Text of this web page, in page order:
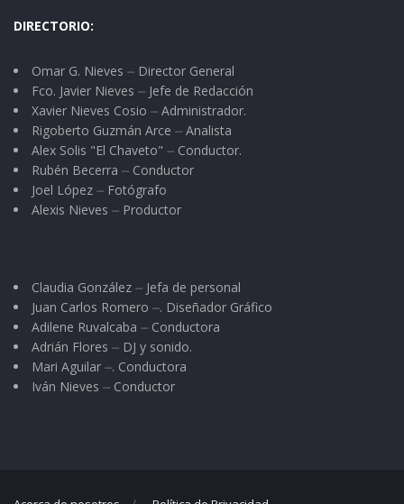
DIRECTORIO:
Omar G. Nieves ⏤ Director General
Fco. Javier Nieves ⏤ Jefe de Redacción
Xavier Nieves Cosio ⏤ Administrador.
Rigoberto Guzmán Arce ⏤ Analista
Alex Solis "El Chaveto" ⏤ Conductor.
Rubén Becerra ⏤ Conductor
Joel López ⏤ Fotógrafo
Alexis Nieves ⏤ Productor
Claudia González ⏤ Jefa de personal
Juan Carlos Romero ⏤. Diseñador Gráfico
Adilene Ruvalcaba ⏤ Conductora
Adrián Flores ⏤ DJ y sonido.
Mari Aguilar ⏤. Conductora
Iván Nieves ⏤ Conductor